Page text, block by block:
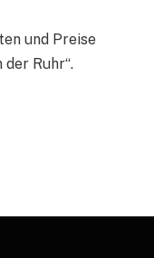
und Preise
Ruhr“.